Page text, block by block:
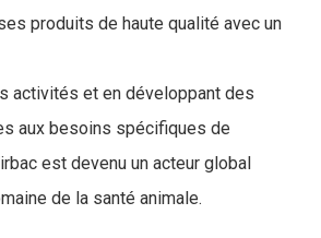
produits de haute qualité avec un
activités et en développant des
aux besoins spécifiques de
est devenu un acteur global
de la santé animale.